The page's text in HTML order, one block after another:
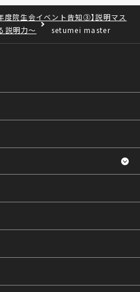
度院生会イベント告知③】説明マス
説明力～
setumei master